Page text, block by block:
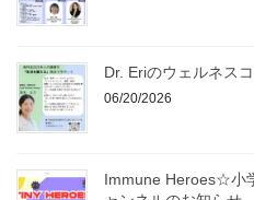
Dr. Eriのウェルネス
06/20/2026
Immune Heroes☆小